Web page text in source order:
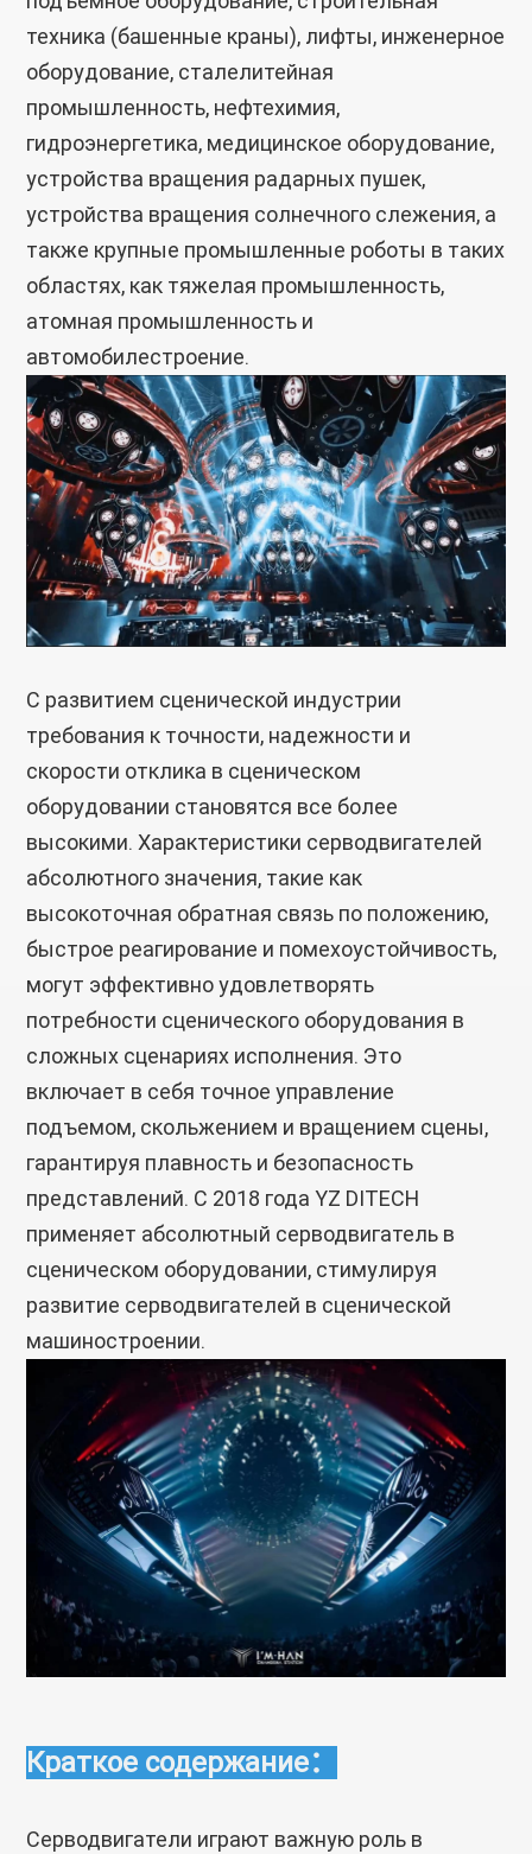
техника (башенные краны), лифты, инженерное
оборудование, сталелитейная
промышленность, нефтехимия,
гидроэнергетика, медицинское оборудование,
устройства вращения радарных пушек,
устройства вращения солнечного слежения, а
также крупные промышленные роботы в таких
областях, как тяжелая промышленность,
атомная промышленность и
автомобилестроение.
С развитием сценической индустрии
требования к точности, надежности и
скорости отклика в сценическом
оборудовании становятся все более
высокими. Характеристики серводвигателей
абсолютного значения, такие как
высокоточная обратная связь по положению,
быстрое реагирование и помехоустойчивость,
могут эффективно удовлетворять
потребности сценического оборудования в
сложных сценариях исполнения. Это
включает в себя точное управление
подъемом, скольжением и вращением сцены,
гарантируя плавность и безопасность
представлений. С 2018 года YZ DITECH
применяет абсолютный серводвигатель в
сценическом оборудовании, стимулируя
развитие серводвигателей в сценической
машиностроении.
Краткое содержание：
Серводвигатели играют важную роль в